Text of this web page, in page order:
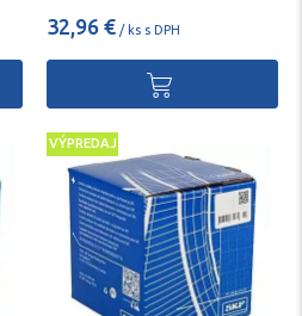
32,96 € / ks s DPH
VÝPREDAJ